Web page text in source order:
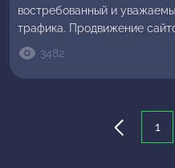
востребованный и
трафика. Продвижение
перспективным ремеслом и
как быть, если на дворе
сливки срезаны? Не
3482
1